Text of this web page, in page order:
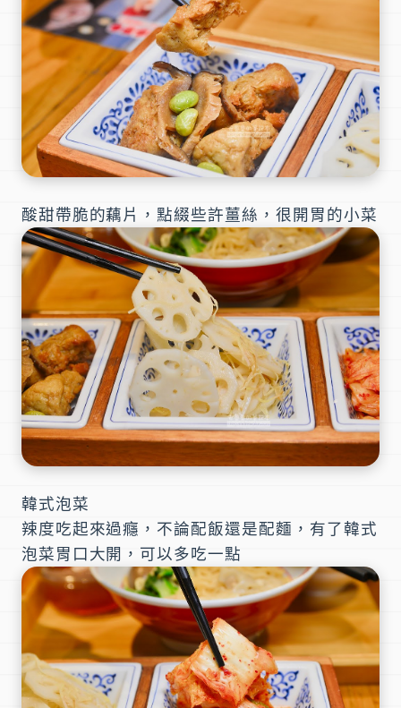
酸甜帶脆的藕片，點綴些許薑絲，很開胃的小菜
韓式泡菜
辣度吃起來過癮，不論配飯還是配麵，有了韓式
泡菜胃口大開，可以多吃一點